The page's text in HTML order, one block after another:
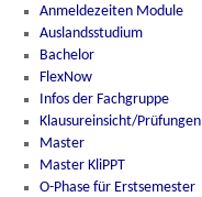
Anmeldezeiten Module
Auslandsstudium
Bachelor
FlexNow
Infos der Fachgruppe
Klausureinsicht/Prüfungen
Master
Master KliPPT
O-Phase für Erstsemester